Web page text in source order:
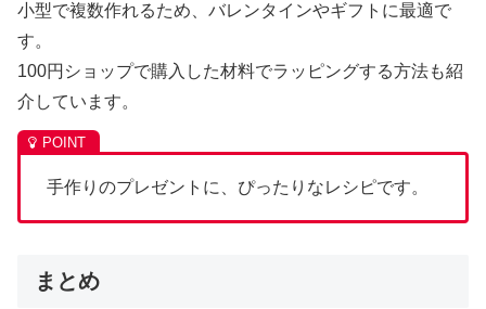
小型で複数作れるため、バレンタインやギフトに最適で
す。
100円ショップで購入した材料でラッピングする方法も紹
介しています。
手作りのプレゼントに、ぴったりなレシピです。
まとめ